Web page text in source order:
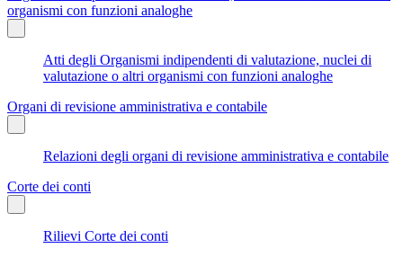
organismi con funzioni analoghe
Atti degli Organismi indipendenti di valutazione, nuclei di
valutazione o altri organismi con funzioni analoghe
Organi di revisione amministrativa e contabile
Relazioni degli organi di revisione amministrativa e contabile
Corte dei conti
Rilievi Corte dei conti